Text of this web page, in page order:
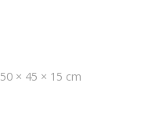
50 × 45 × 15 cm